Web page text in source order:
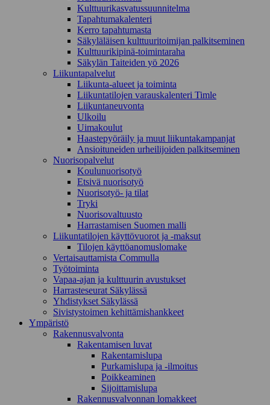
Kulttuurikasvatussuunnitelma
Tapahtumakalenteri
Kerro tapahtumasta
Säkyläläisen kulttuuritoimijan palkitseminen
Kulttuurikipinä-toimintaraha
Säkylän Taiteiden yö 2026
Liikuntapalvelut
Liikunta-alueet ja toiminta
Liikuntatilojen varauskalenteri Timle
Liikuntaneuvonta
Ulkoilu
Uimakoulut
Haastepyöräily ja muut liikuntakampanjat
Ansioituneiden urheilijoiden palkitseminen
Nuorisopalvelut
Koulunuorisotyö
Etsivä nuorisotyö
Nuorisotyö- ja tilat
Tryki
Nuorisovaltuusto
Harrastamisen Suomen malli
Liikuntatilojen käyttövuorot ja -maksut
Tilojen käyttöanomuslomake
Vertaisauttamista Commulla
Työtoiminta
Vapaa-ajan ja kulttuurin avustukset
Harrasteseurat Säkylässä
Yhdistykset Säkylässä
Sivistystoimen kehittämishankkeet
Ympä­ristö
Rakennusvalvonta
Rakentamisen luvat
Rakentamislupa
Purkamislupa ja -ilmoitus
Poikkeaminen
Sijoittamislupa
Rakennusvalvonnan lomakkeet